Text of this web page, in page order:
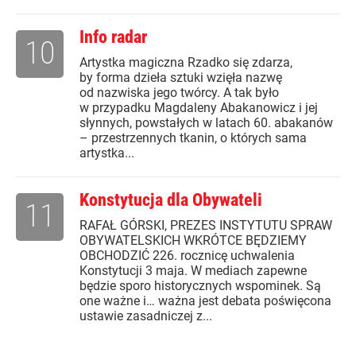
Info radar
Artystka magiczna Rzadko się zdarza,
by forma dzieła sztuki wzięła nazwę
od nazwiska jego twórcy. A tak było
w przypadku Magdaleny Abakanowicz i jej
słynnych, powstałych w latach 60. abakanów
– przestrzennych tkanin, o których sama
artystka...
10
Konstytucja dla Obywateli
RAFAŁ GÓRSKI, PREZES INSTYTUTU SPRAW
OBYWATELSKICH WKRÓTCE BĘDZIEMY
OBCHODZIĆ 226. rocznicę uchwalenia
Konstytucji 3 maja. W mediach zapewne
będzie sporo historycznych wspominek. Są
one ważne i… ważna jest debata poświęcona
ustawie zasadniczej z...
11